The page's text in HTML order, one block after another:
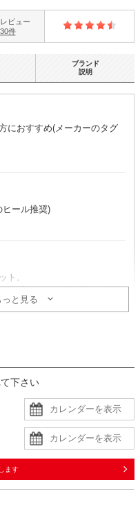
レビュー
30件
におすすめ(メーカーのタグ
ール推奨)
ト。
と感と大人の落ち着きを演出
と見る
るのがおすすめ。
コサージュをアクセントにす
かい生地
ブランド
説明
下さい
ます